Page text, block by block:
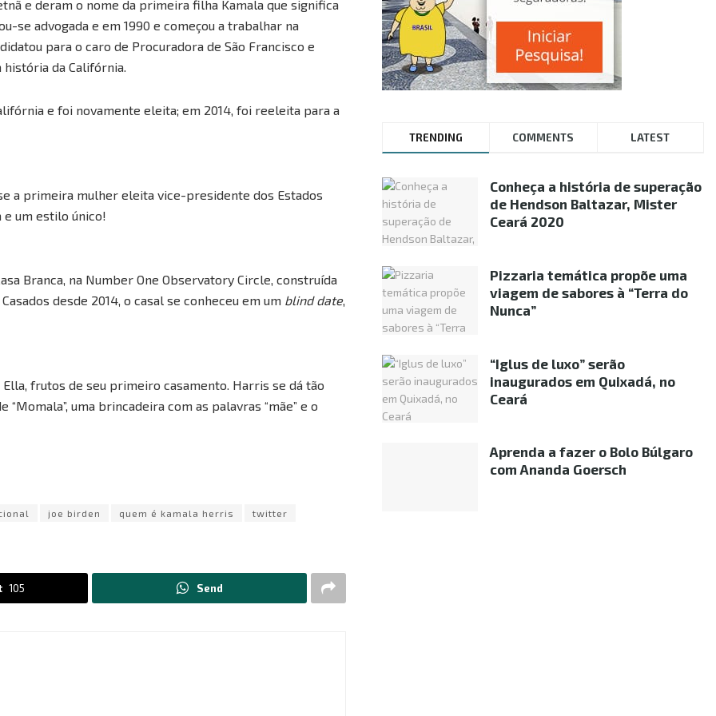
e deram o nome da primeira filha Kamala que significa
se advogada e em 1990 e começou a trabalhar na
para o caro de Procuradora de São Francisco e
da Califórnia.
e foi novamente eleita; em 2014, foi reeleita para a
a primeira mulher eleita vice-presidente dos Estados
e um estilo único!
Branca, na Number One Observatory Circle, construída
desde 2014, o casal se conheceu em um blind date,
frutos de seu primeiro casamento. Harris se dá tão
uma brincadeira com as palavras “mãe” e o
joe birden quem é kamala herris twitter
105 Send
TRENDING COMMENTS LATEST
Conheça a história de superação
de Hendson Baltazar, Mister
Ceará 2020
Pizzaria temática propõe uma
viagem de sabores à “Terra do
Nunca”
“Iglus de luxo” serão
inaugurados em Quixadá, no
Ceará
Aprenda a fazer o Bolo Búlgaro
com Ananda Goersch